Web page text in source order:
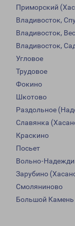
Приморский
Владивосток,
Владивосток,
Владивосток,
Угловое
Трудовое
Фокино
Шкотово
Раздольное
Славянка
Краскино
Посьет
Вольно-
Зарубино
Смоляниново
Большой Камень